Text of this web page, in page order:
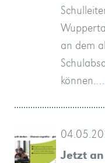
an dem
können.…
Jetzt